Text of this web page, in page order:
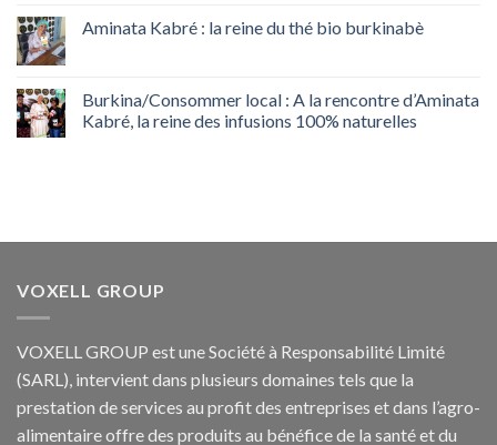
Aminata Kabré : la reine du thé bio burkinabè
Burkina/Consommer local : A la rencontre d’Aminata
Kabré, la reine des infusions 100% naturelles
VOXELL GROUP
VOXELL GROUP est une Société à Responsabilité Limité
(SARL), intervient dans plusieurs domaines tels que la
prestation de services au profit des entreprises et dans l’agro-
alimentaire offre des produits au bénéfice de la santé et du